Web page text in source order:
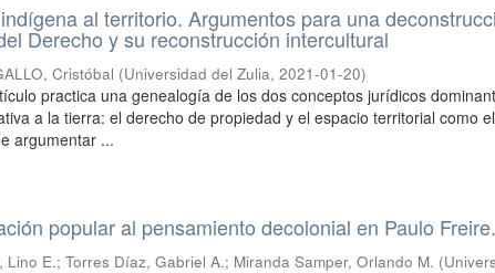
al territorio. Argumentos para una
Derecho y su reconstrucción intercultural
Cristóbal (Universidad del Zulia,2021-01-20)
practica una genealogía de los dos conceptos jurídicos
a la tierra: el derecho de propiedad y el espacio territorial como
argumentar ...
popular al pensamiento decolonial en Paulo Freire.
Lino E.;Torres Díaz, Gabriel A.; Miranda Samper, Orlando M. (